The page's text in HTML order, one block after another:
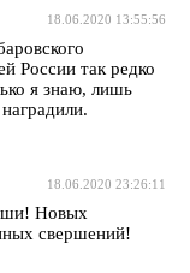
18.06.2020 13:55:56
России так редко
я знаю, лишь
18.06.2020 23:26:11
Новых
свершений!